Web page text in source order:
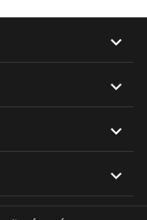



